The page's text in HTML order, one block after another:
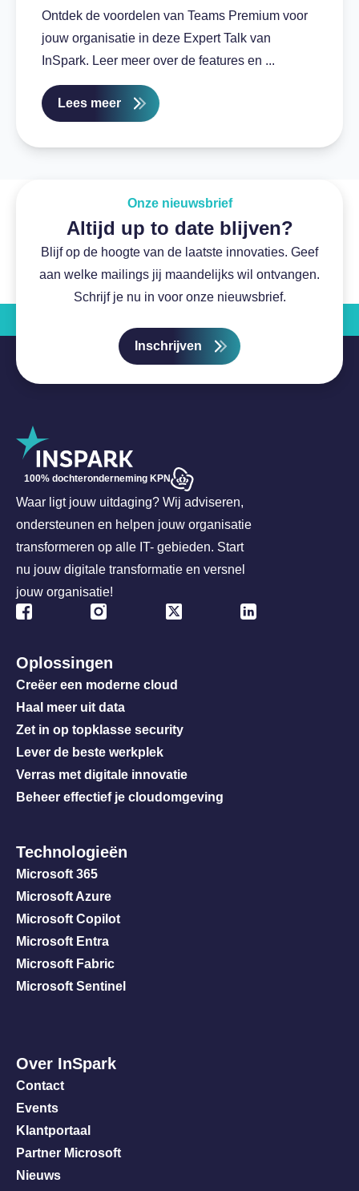
Ontdek de voordelen van Teams Premium voor
jouw organisatie in deze Expert Talk van
InSpark. Leer meer over de features en ...
Lees meer
Onze nieuwsbrief
Altijd up to date blijven?
Blijf op de hoogte van de laatste innovaties. Geef
aan welke mailings jij maandelijks wil ontvangen.
Schrijf je nu in voor onze nieuwsbrief.
Inschrijven
100% dochteronderneming KPN
Waar ligt jouw uitdaging? Wij adviseren,
ondersteunen en helpen jouw organisatie
transformeren op alle IT- gebieden. Start
nu jouw digitale transformatie en versnel
jouw organisatie!
Oplossingen
Creëer een moderne cloud
Haal meer uit data
Zet in op topklasse security
Lever de beste werkplek
Verras met digitale innovatie
Beheer effectief je cloudomgeving
Technologieën
Microsoft 365
Microsoft Azure
Microsoft Copilot
Microsoft Entra
Microsoft Fabric
Microsoft Sentinel
Over InSpark
Contact
Events
Klantportaal
Partner Microsoft
Nieuws